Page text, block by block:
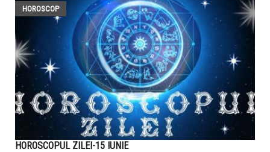
HOROSCOP
HOROSCOPUL ZILEI-15 IUNIE